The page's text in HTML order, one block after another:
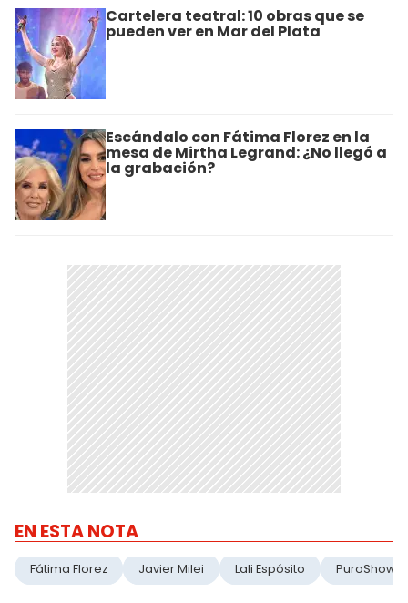
Cartelera teatral: 10 obras que se
pueden ver en Mar del Plata
Escándalo con Fátima Florez en la
mesa de Mirtha Legrand: ¿No llegó a
la grabación?
EN ESTA NOTA
Fátima Florez Javier Milei Lali Espósito PuroShow